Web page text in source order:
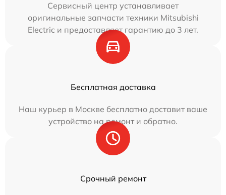
Сервисный центр устанавливает
оригинальные запчасти техники Mitsubishi
Electric и предоставляет гарантию до 3 лет.
Бесплатная доставка
Наш курьер в Москве бесплатно доставит ваше
устройство на ремонт и обратно.
Срочный ремонт